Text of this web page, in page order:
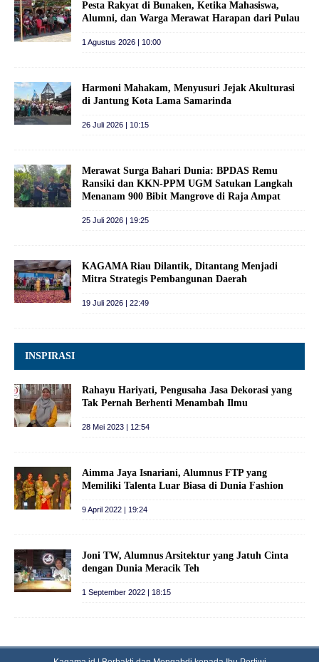
Pesta Rakyat di Bunaken, Ketika Mahasiswa,
Alumni, dan Warga Merawat Harapan dari Pulau
1 Agustus 2026 | 10:00
Harmoni Mahakam, Menyusuri Jejak Akulturasi
di Jantung Kota Lama Samarinda
26 Juli 2026 | 10:15
Merawat Surga Bahari Dunia: BPDAS Remu
Ransiki dan KKN-PPM UGM Satukan Langkah
Menanam 900 Bibit Mangrove di Raja Ampat
25 Juli 2026 | 19:25
KAGAMA Riau Dilantik, Ditantang Menjadi
Mitra Strategis Pembangunan Daerah
19 Juli 2026 | 22:49
INSPIRASI
Rahayu Hariyati, Pengusaha Jasa Dekorasi yang
Tak Pernah Berhenti Menambah Ilmu
28 Mei 2023 | 12:54
Aimma Jaya Isnariani, Alumnus FTP yang
Memiliki Talenta Luar Biasa di Dunia Fashion
9 April 2022 | 19:24
Joni TW, Alumnus Arsitektur yang Jatuh Cinta
dengan Dunia Meracik Teh
1 September 2022 | 18:15